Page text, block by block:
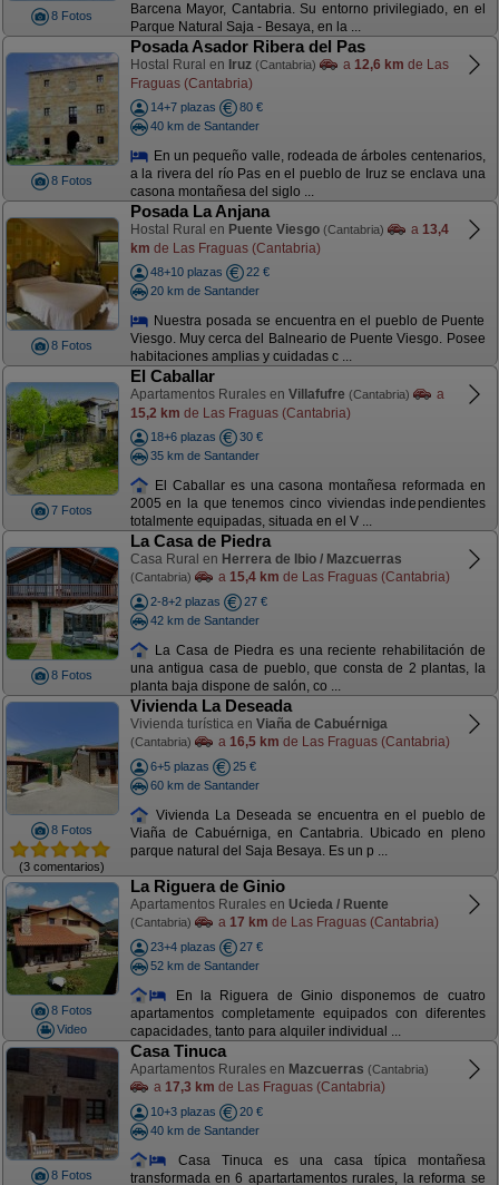
8 Fotos
Barcena Mayor, Cantabria. Su entorno privilegiado, en el
Parque Natural Saja - Besaya, en la ...
8 Fotos
Posada Asador Ribera del Pas
Hostal Rural en Iruz (Cantabria) a 12,6 km de Las
Fraguas (Cantabria)
14+7 plazas
80 €
40 km de Santander
En un pequeño valle, rodeada de árboles centenarios,
a la rivera del río Pas en el pueblo de Iruz se enclava una
casona montañesa del siglo ...
8 Fotos
Posada La Anjana
Hostal Rural en Puente Viesgo (Cantabria) a 13,4
km de Las Fraguas (Cantabria)
48+10 plazas
22 €
20 km de Santander
Nuestra posada se encuentra en el pueblo de Puente
Viesgo. Muy cerca del Balneario de Puente Viesgo. Posee
habitaciones amplias y cuidadas c ...
7 Fotos
El Caballar
Apartamentos Rurales en Villafufre (Cantabria)
a
15,2 km de Las Fraguas (Cantabria)
18+6 plazas
30 €
35 km de Santander
El Caballar es una casona montañesa reformada en
2005 en la que tenemos cinco viviendas independientes
totalmente equipadas, situada en el V ...
8 Fotos
La Casa de Piedra
Casa Rural en Herrera de Ibio / Mazcuerras
(Cantabria) a 15,4 km de Las Fraguas (Cantabria)
2-8+2 plazas
27 €
42 km de Santander
La Casa de Piedra es una reciente rehabilitación de
una antigua casa de pueblo, que consta de 2 plantas, la
planta baja dispone de salón, co ...
8 Fotos
(3 comentarios)
Vivienda La Deseada
Vivienda turística en Viaña de Cabuérniga
(Cantabria) a 16,5 km de Las Fraguas (Cantabria)
6+5 plazas
25 €
60 km de Santander
Vivienda La Deseada se encuentra en el pueblo de
Viaña de Cabuérniga, en Cantabria. Ubicado en pleno
parque natural del Saja Besaya. Es un p ...
8 Fotos
Video
La Riguera de Ginio
Apartamentos Rurales en Ucieda / Ruente
(Cantabria) a 17 km de Las Fraguas (Cantabria)
23+4 plazas
27 €
52 km de Santander
En la Riguera de Ginio disponemos de cuatro
apartamentos completamente equipados con diferentes
capacidades, tanto para alquiler individual ...
8 Fotos
Casa Tinuca
Apartamentos Rurales en Mazcuerras (Cantabria)
a 17,3 km de Las Fraguas (Cantabria)
10+3 plazas
20 €
40 km de Santander
Casa Tinuca es una casa típica montañesa
transformada en 6 apartartamentos rurales, la reforma se